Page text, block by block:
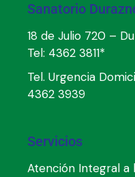
Sanatorio
18 de Julio 720 –
Tel: 4362 3811*
Tel. Urgencia
4362 3939
Servicios
Atención Integral a